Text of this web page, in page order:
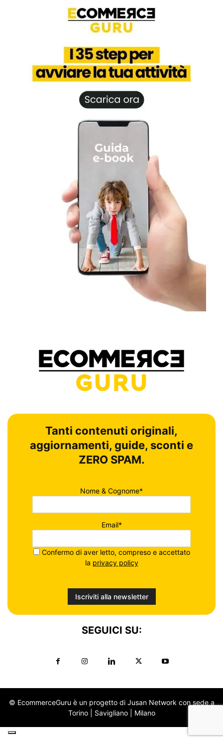
Tanti contenuti originali,
aggiornamenti, guide, sconti e
ZERO SPAM.
Nome & Cognome*
Email*
Confermo di aver letto, compreso e accettato
la privacy policy
SEGUICI SU:
© EcommerceGuru è un progetto di Jusan Network con sede a
Torino | Savigliano | Milano